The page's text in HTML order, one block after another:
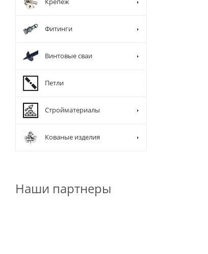
Фитинги
Винтовые сваи
Петли
Стройматериалы
Кованые изделия
Наши партнеры